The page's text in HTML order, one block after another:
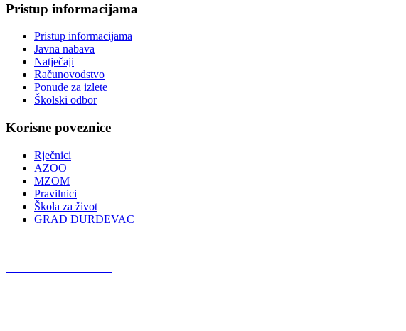
Pristup informacijama
Pristup informacijama
Javna nabava
Natječaji
Računovodstvo
Ponude za izlete
Školski odbor
Korisne poveznice
Rječnici
AZOO
MZOM
Pravilnici
Škola za život
GRAD ĐURĐEVAC